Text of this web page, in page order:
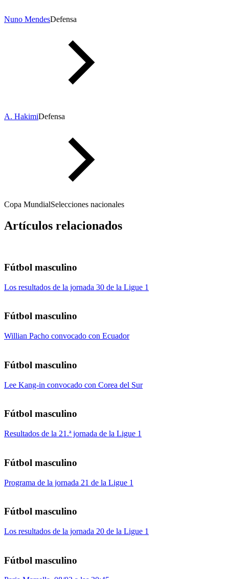
Nuno MendesDefensa
A. HakimiDefensa
Copa MundialSelecciones nacionales
Artículos relacionados
Fútbol masculino
Los resultados de la jornada 30 de la Ligue 1
Fútbol masculino
Willian Pacho convocado con Ecuador
Fútbol masculino
Lee Kang-in convocado con Corea del Sur
Fútbol masculino
Resultados de la 21.ª jornada de la Ligue 1
Fútbol masculino
Programa de la jornada 21 de la Ligue 1
Fútbol masculino
Los resultados de la jornada 20 de la Ligue 1
Fútbol masculino